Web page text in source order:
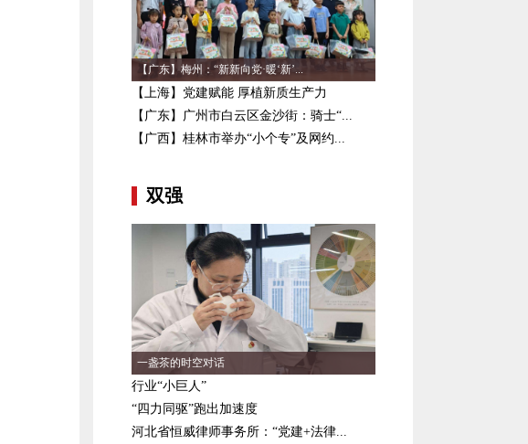
【广东】梅州：“新新向党·暖‘新’...
【上海】党建赋能 厚植新质生产力
【广东】广州市白云区金沙街：骑士“...
【广西】桂林市举办“小个专”及网约...
双强
一盏茶的时空对话
行业“小巨人”
“四力同驱”跑出加速度
河北省恒威律师事务所：“党建+法律...